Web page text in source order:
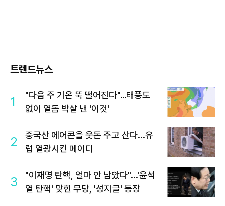
트렌드뉴스
1
"다음 주 기온 뚝 떨어진다"…태풍도
없이 열돔 박살 낸 '이것'
2
중국산 에어콘을 웃돈 주고 산다...유
럽 열광시킨 메이디
3
"이재명 탄핵, 얼마 안 남았다"...'윤석
열 탄핵' 맞힌 무당, '성지글' 등장